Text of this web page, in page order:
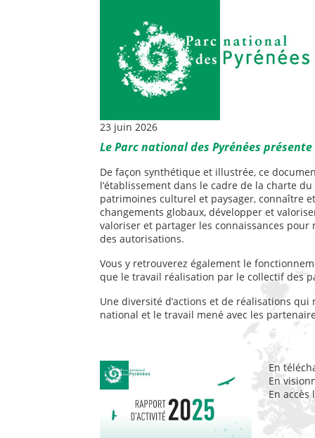
23 juin 2026
Le Parc national des Pyrénées
De façon synthétique et illustrée, ce
l’établissement dans le cadre de la charte
patrimoines culturel et paysager, connaître
changements globaux, développer et
valoriser et partager les connaissances
des autorisations.
Vous y retrouverez également le
que le travail réalisation par le collectif des
Une diversité d’actions et de réalisations qui
national et le travail mené avec les
En
En
En